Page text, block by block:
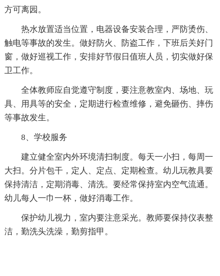
方可离园。
热水放置适当位置，电器设备安装合理，严防烫伤、
触电等事故的发生。做好防火、防盗工作，下班后关好门
窗，做好巡视工作，安排好节假日值班人员，切实做好保
卫工作。
全体教师应自觉遵守制度，要注意教室内、场地、玩
具、用具等的安全，定期进行检查维修，避免砸伤、摔伤
等事故发生。
8、学校服务
建立健全室内外环境清扫制度。每天一小扫，每周一
大扫。分片包干，定人、定点、定期检查。幼儿玩教具要
保持清洁，定期消毒、清洗。要经常保持室内空气流通。
幼儿每人一巾一杯，做好消毒工作。
保护幼儿视力，室内要注意采光。教师要保持仪表整
洁，勤洗头洗澡，勤剪指甲。